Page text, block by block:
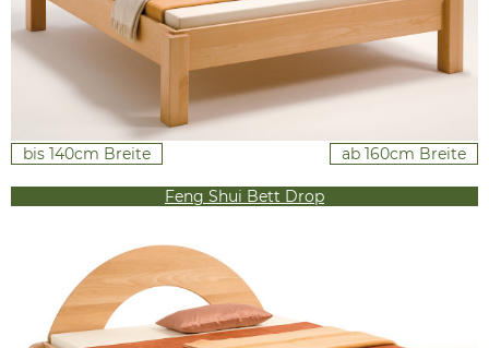
bis 140cm Breite ab 160cm Breite
Feng Shui Bett Drop